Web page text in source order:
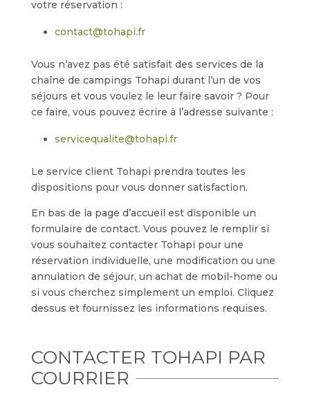
votre réservation :
contact@tohapi.fr
Vous n’avez pas été satisfait des services de la
chaîne de campings Tohapi durant l’un de vos
séjours et vous voulez le leur faire savoir ? Pour
ce faire, vous pouvez écrire à l’adresse suivante :
servicequalite@tohapi.fr
Le service client Tohapi prendra toutes les
dispositions pour vous donner satisfaction.
En bas de la page d’accueil est disponible un
formulaire de contact. Vous pouvez le remplir si
vous souhaitez contacter Tohapi pour une
réservation individuelle, une modification ou une
annulation de séjour, un achat de mobil-home ou
si vous cherchez simplement un emploi. Cliquez
dessus et fournissez les informations requises.
CONTACTER TOHAPI PAR
COURRIER